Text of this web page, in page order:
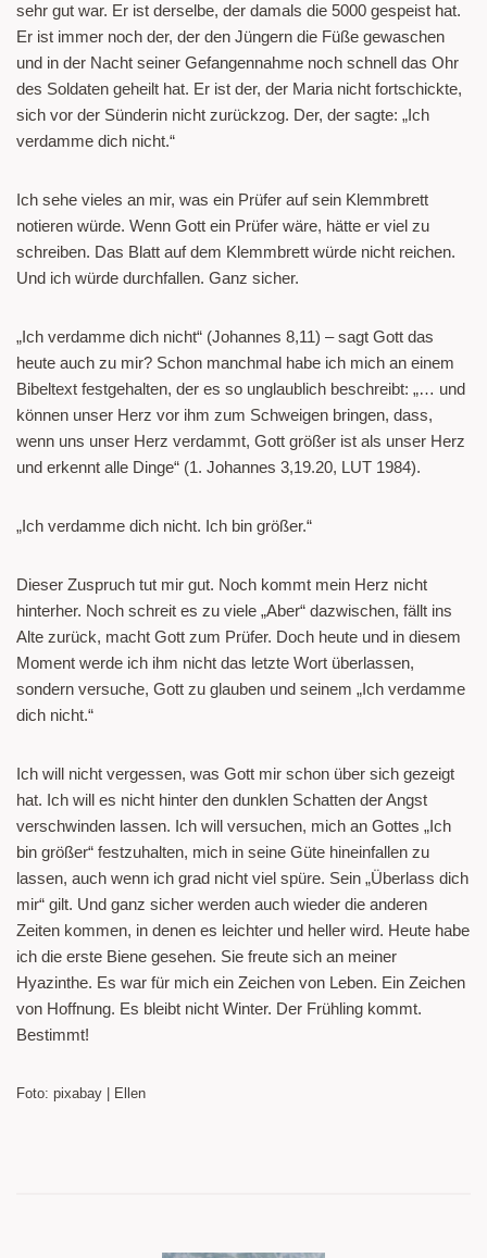
sehr gut war. Er ist derselbe, der damals die 5000 gespeist hat.
Er ist immer noch der, der den Jüngern die Füße gewaschen
und in der Nacht seiner Gefangennahme noch schnell das Ohr
des Soldaten geheilt hat. Er ist der, der Maria nicht fortschickte,
sich vor der Sünderin nicht zurückzog. Der, der sagte: „Ich
verdamme dich nicht.“
Ich sehe vieles an mir, was ein Prüfer auf sein Klemmbrett
notieren würde. Wenn Gott ein Prüfer wäre, hätte er viel zu
schreiben. Das Blatt auf dem Klemmbrett würde nicht reichen.
Und ich würde durchfallen. Ganz sicher.
„Ich verdamme dich nicht“ (Johannes 8,11) – sagt Gott das
heute auch zu mir? Schon manchmal habe ich mich an einem
Bibeltext festgehalten, der es so unglaublich beschreibt: „… und
können unser Herz vor ihm zum Schweigen bringen, dass,
wenn uns unser Herz verdammt, Gott größer ist als unser Herz
und erkennt alle Dinge“ (1. Johannes 3,19.20, LUT 1984).
„Ich verdamme dich nicht. Ich bin größer.“
Dieser Zuspruch tut mir gut. Noch kommt mein Herz nicht
hinterher. Noch schreit es zu viele „Aber“ dazwischen, fällt ins
Alte zurück, macht Gott zum Prüfer. Doch heute und in diesem
Moment werde ich ihm nicht das letzte Wort überlassen,
sondern versuche, Gott zu glauben und seinem „Ich verdamme
dich nicht.“
Ich will nicht vergessen, was Gott mir schon über sich gezeigt
hat. Ich will es nicht hinter den dunklen Schatten der Angst
verschwinden lassen. Ich will versuchen, mich an Gottes „Ich
bin größer“ festzuhalten, mich in seine Güte hineinfallen zu
lassen, auch wenn ich grad nicht viel spüre. Sein „Überlass dich
mir“ gilt. Und ganz sicher werden auch wieder die anderen
Zeiten kommen, in denen es leichter und heller wird. Heute habe
ich die erste Biene gesehen. Sie freute sich an meiner
Hyazinthe. Es war für mich ein Zeichen von Leben. Ein Zeichen
von Hoffnung. Es bleibt nicht Winter. Der Frühling kommt.
Bestimmt!
Foto: pixabay | Ellen